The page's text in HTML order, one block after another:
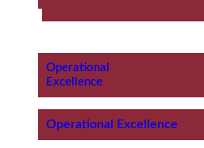
Operational
Excellence
Operational Excellence